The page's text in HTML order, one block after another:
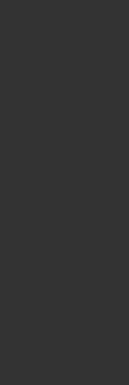
シルショーツ
ラードショートパンツ